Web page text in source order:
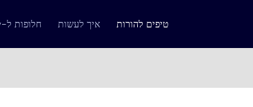
טיפים להורות איך לעשות חלופות ל-Eyezy